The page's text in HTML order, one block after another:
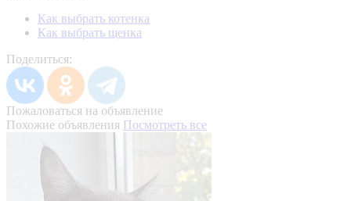
Как выбрать котенка
Как выбрать щенка
Поделиться:
Пожаловаться на объявление
Похожие объявления Посмотреть все